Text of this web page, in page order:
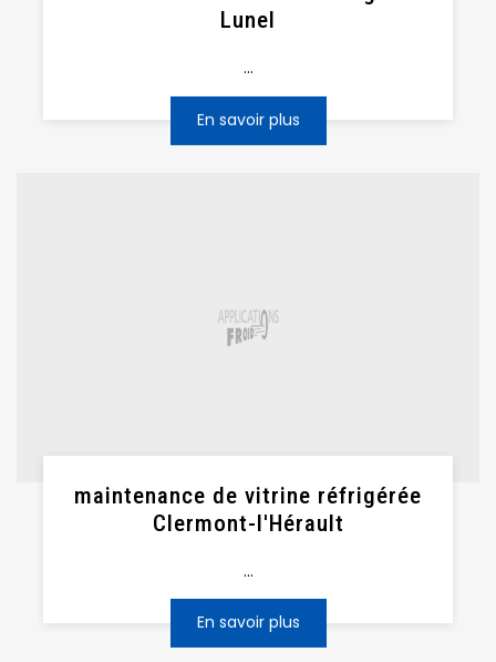
Lunel
...
En savoir plus
maintenance de vitrine réfrigérée
Clermont-l'Hérault
...
En savoir plus